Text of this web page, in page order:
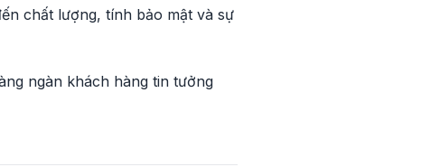
chất lượng, tính bảo mật và sự
ngàn khách hàng tin tưởng